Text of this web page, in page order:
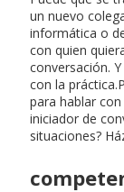
un nuevo
informática o
con quien
conversación.
con la
para hablar
iniciador de
situaciones?